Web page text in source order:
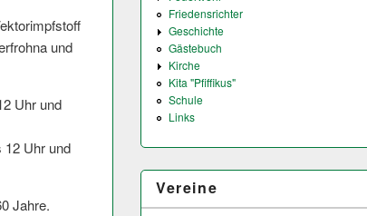
und
Uhr und
12 Uhr und
Jahre.
Friedensrichter
Geschichte
Gästebuch
Kirche
Kita "Pfiffikus"
Schule
Links
Vereine